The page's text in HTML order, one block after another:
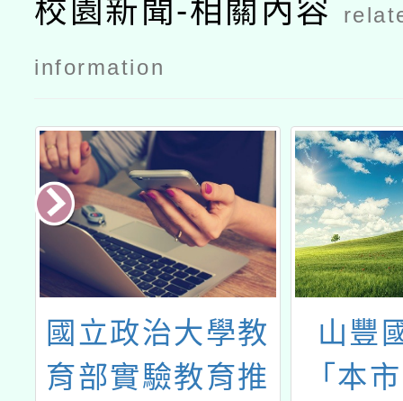
校園新聞-相關內容
information
國立政治大學教
育部實驗教育推
山豐
「本